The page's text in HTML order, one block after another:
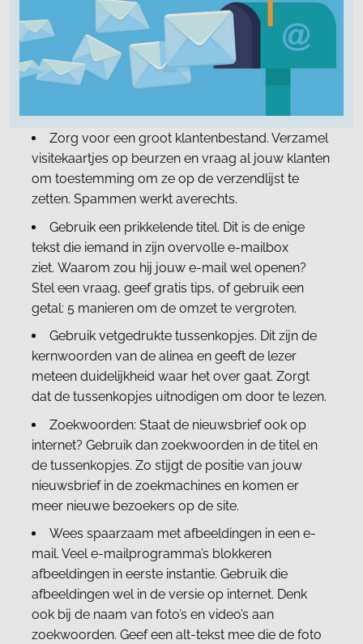
Zorg voor een groot klantenbestand. Verzamel
visitekaartjes op beurzen en vraag al jouw klanten
om toestemming om ze op de verzendlijst te
zetten. Spammen werkt averechts.
Gebruik een prikkelende titel. Dit is de enige
tekst die iemand in zijn overvolle e-mailbox
ziet. Waarom zou hij jouw e-mail wel openen?
Stel een vraag, geef gratis tips, of gebruik een
getal: 5 manieren om de omzet te vergroten.
Gebruik vetgedrukte tussenkopjes. Dit zijn de
kernwoorden van de alinea en geeft de lezer
meteen duidelijkheid waar het over gaat. Zorgt
dat de tussenkopjes uitnodigen om door te lezen.
Zoekwoorden: Staat de nieuwsbrief ook op
internet? Gebruik dan zoekwoorden in de titel en
de tussenkopjes. Zo stijgt de positie van jouw
nieuwsbrief in de zoekmachines en komen er
meer nieuwe bezoekers op de site.
Wees spaarzaam met afbeeldingen in een e-
mail. Veel e-mailprogramma’s blokkeren
afbeeldingen in eerste instantie. Gebruik die
afbeeldingen wel in de versie op internet. Denk
ook bij de naam van foto’s en video’s aan
zoekwoorden. Geef een alt-tekst mee die de foto